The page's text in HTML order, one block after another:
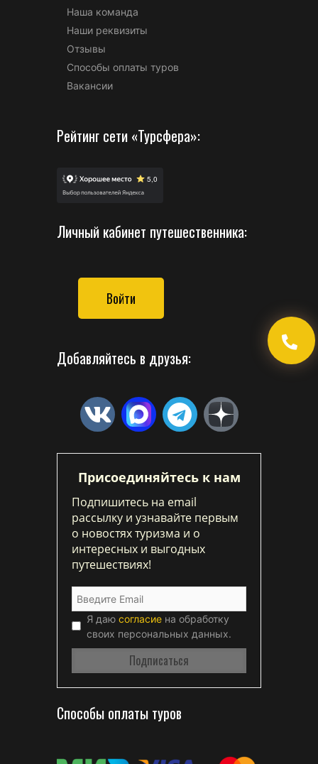
Наша команда
Наши реквизиты
Отзывы
Способы оплаты туров
Вакансии
Рейтинг сети «Турсфера»:
Личный кабинет путешественника:
Войти
Добавляйтесь в друзья:
Присоединяйтесь к нам
Подпишитесь на email
рассылку и узнавайте первым
о новостях туризма и о
интересных и выгодных
путешествиях!
Я даю согласие на обработку
своих персональных данных.
Способы оплаты туров